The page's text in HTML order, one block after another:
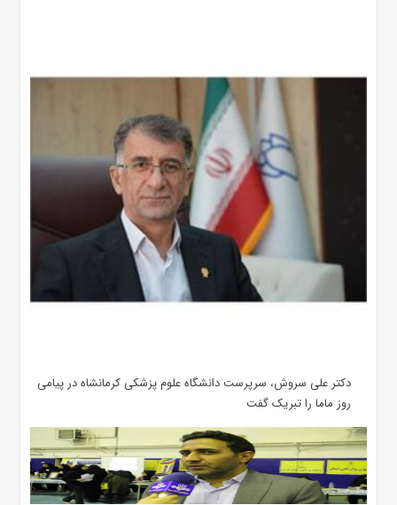
دکتر علی سروش، سرپرست دانشگاه علوم پزشکی کرمانشاه در پیامی
روز ماما را تبریک گفت